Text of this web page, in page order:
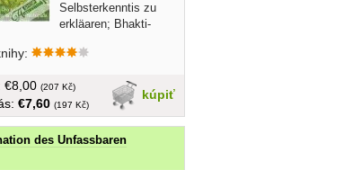
Selbsterkenntis zu
erkläaren; Bhakti-
kúpiť
€8,00 (207 Kč)
€7,60 (197 Kč)
des Unfassbaren